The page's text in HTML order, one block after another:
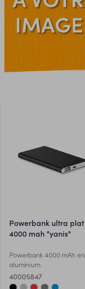
powerbank ultra plat alu
4000 mah "yanis"
Powerbank 4000 mAh en
aluminium.
40005847